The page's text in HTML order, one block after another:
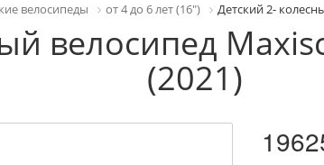
велосипеды от 4 до 6 лет (16") Детский 2-
велосипед
(2021)